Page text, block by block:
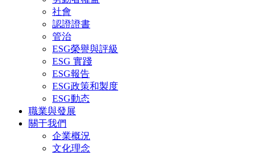
社會
認證證書
管治
ESG榮譽與評級
ESG 實踐
ESG報告
ESG政策和製度
ESG動态
職業與發展
關于我們
企業概況
文化理念